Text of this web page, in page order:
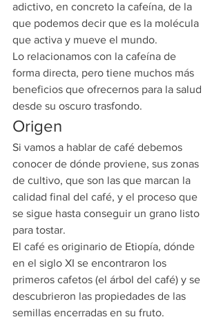
adictivo, en concreto la cafeína, de la
que podemos decir que es la molécula
que activa y mueve el mundo.
Lo relacionamos con la cafeína de
forma directa, pero tiene muchos más
beneficios que ofrecernos para la salud
desde su oscuro trasfondo.
Origen
Si vamos a hablar de café debemos
conocer de dónde proviene, sus zonas
de cultivo, que son las que marcan la
calidad final del café, y el proceso que
se sigue hasta conseguir un grano listo
para tostar.
El café es originario de Etiopía, dónde
en el siglo XI se encontraron los
primeros cafetos (el árbol del café) y se
descubrieron las propiedades de las
semillas encerradas en su fruto.